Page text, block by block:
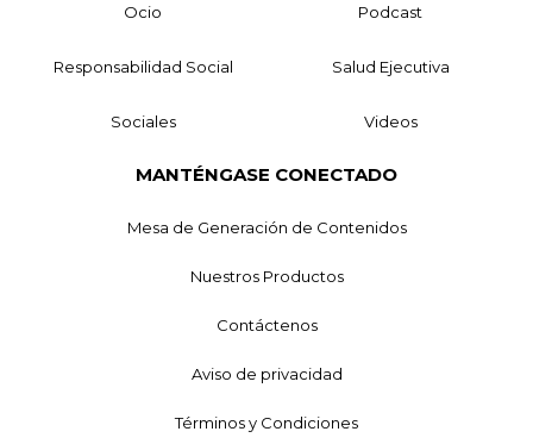
Ocio Podcast
Responsabilidad Social Salud Ejecutiva
Sociales Videos
MANTÉNGASE CONECTADO
Mesa de Generación de Contenidos
Nuestros Productos
Contáctenos
Aviso de privacidad
Términos y Condiciones